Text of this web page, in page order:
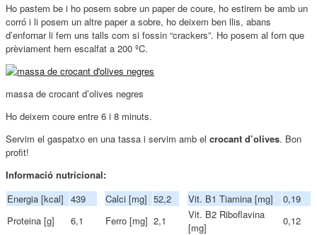
Ho pastem be i ho posem sobre un paper de coure, ho estirem be amb un
corró i li posem un altre paper a sobre, ho deixem ben llis, abans
d’enfornar li fem uns talls com si fossin “crackers”. Ho posem al forn que
prèviament hem escalfat a 200 ºC.
massa de crocant d’olives negres
Ho deixem coure entre 6 i 8 minuts.
Servim el gaspatxo en una tassa i servim amb el crocant d’olives. Bon
profit!
Informació nutricional:
Energia [kcal] 439 Calci [mg] 52,2 Vit. B1 Tiamina [mg]
0,19
Proteina [g]
6,1 Ferro [mg] 2,1
Vit. B2 Riboflavina
[mg]
0,12